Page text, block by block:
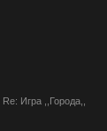
Re: Игра ,,Города,,